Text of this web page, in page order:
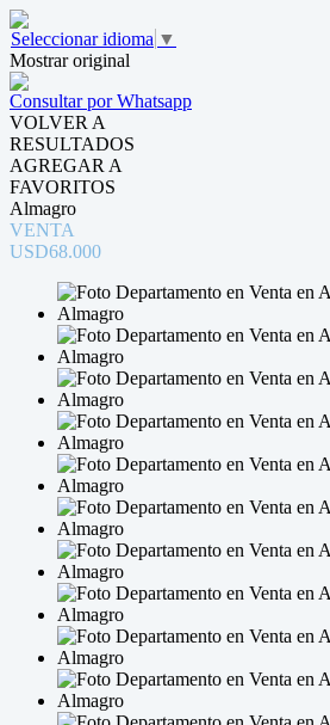
Seleccionar idioma ▼
Mostrar original
Consultar por Whatsapp
VOLVER A
RESULTADOS
AGREGAR A
FAVORITOS
Almagro
VENTA
USD68.000